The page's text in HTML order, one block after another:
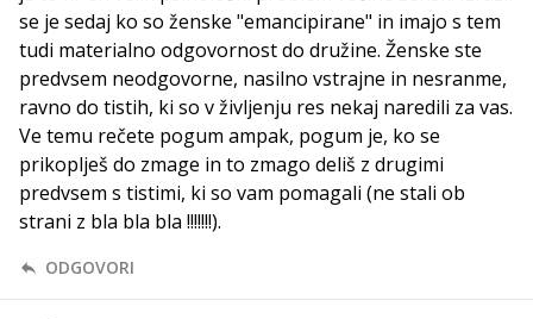
se je sedaj ko so ženske "emancipirane" in imajo s tem
tudi materialno odgovornost do družine. Ženske ste
predvsem neodgovorne, nasilno vstrajne in nesranme,
ravno do tistih, ki so v življenju res nekaj naredili za vas.
Ve temu rečete pogum ampak, pogum je, ko se
prikoplješ do zmage in to zmago deliš z drugimi
predvsem s tistimi, ki so vam pomagali (ne stali ob
strani z bla bla bla !!!!!!!).
ODGOVORI